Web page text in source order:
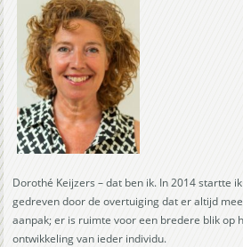
Dorothé Keijzers – dat ben ik. In 2014 startte
gedreven door de overtuiging dat er altijd
aanpak; er is ruimte voor een bredere blik op
ontwikkeling van ieder individu.